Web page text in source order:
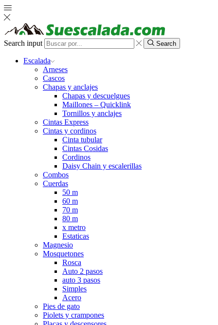
Search input Search
Escalada
Arneses
Cascos
Chapas y anclajes
Chapas y descuelgues
Maillones – Quicklink
Tornillos y anclajes
Cintas Express
Cintas y cordinos
Cinta tubular
Cintas Cosidas
Cordinos
Daisy Chain y escalerillas
Combos
Cuerdas
50 m
60 m
70 m
80 m
x metro
Estaticas
Magnesio
Mosquetones
Rosca
Auto 2 pasos
auto 3 pasos
Simples
Acero
Pies de gato
Piolets y crampones